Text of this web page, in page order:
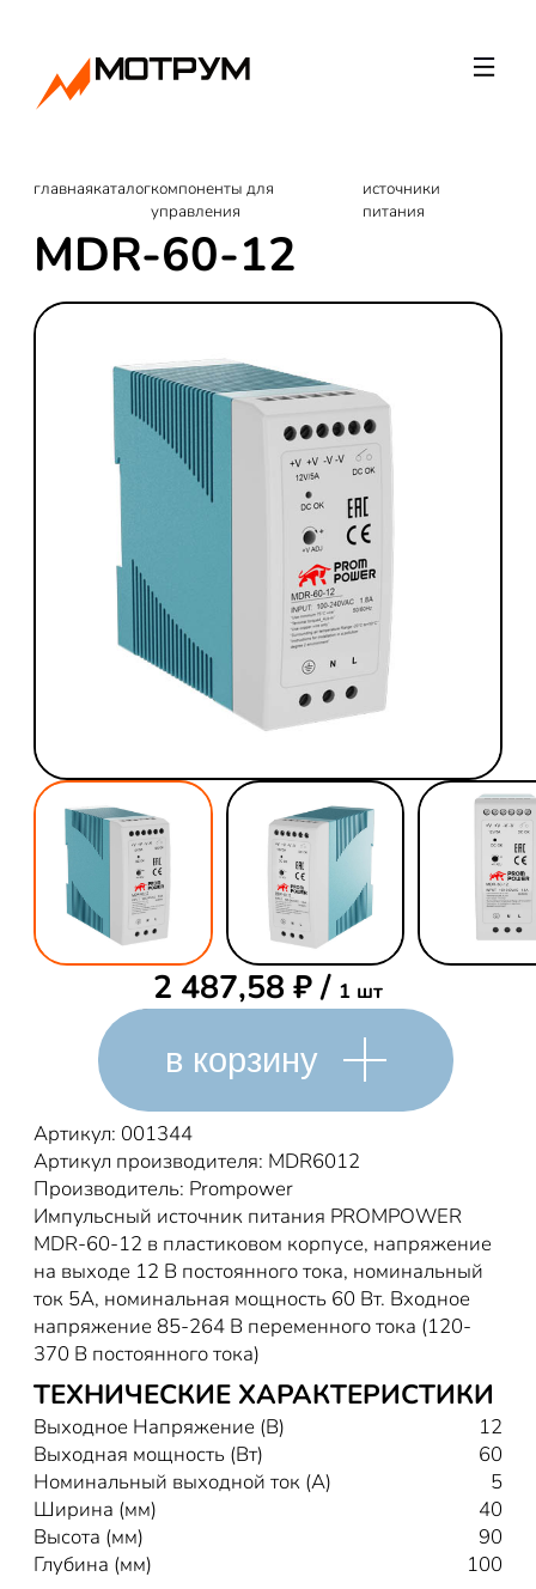
главнаякаталогкомпоненты для
управления
источники
питания
MDR-60-12
Артикул: 001344
Артикул производителя: MDR6012
Производитель: Prompower
Импульсный источник питания PROMPOWER
MDR-60-12 в пластиковом корпусе, напряжение
на выходе 12 В постоянного тока, номинальный
ток 5A, номинальная мощность 60 Вт. Входное
напряжение 85-264 В переменного тока (120-
370 В постоянного тока)
ТЕХНИЧЕСКИЕ ХАРАКТЕРИСТИКИ
Выходное Напряжение (В)
12
Выходная мощность (Вт)
60
Номинальный выходной ток (А)
5
Ширина (мм)
40
Высота (мм)
90
Глубина (мм)
100
2 487,58 ₽/ 1 шт
в корзину